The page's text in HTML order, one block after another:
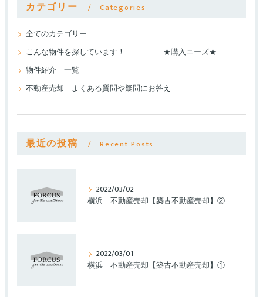
カテゴリー Categories
全てのカテゴリー
こんな物件を探しています！ ★購入ニーズ★
物件紹介 一覧
不動産売却 よくある質問や疑問にお答え
最近の投稿 Recent Posts
2022/03/02
横浜 不動産売却【築古不動産売却】②
2022/03/01
横浜 不動産売却【築古不動産売却】①